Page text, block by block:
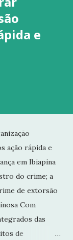
e
ação rápida e
em Ibiapina
do crime; a
de extorsão
Com
das
de